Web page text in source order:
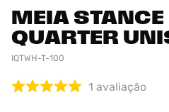
MEIA STANCE
QUARTER
IQTWH-T-100
1 avaliação